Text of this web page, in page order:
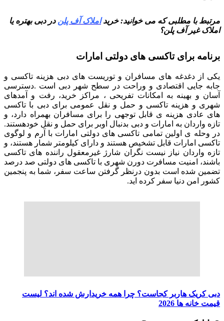
مرتبط با مطلبی که می خوانید: خریداملاک آف پلن در دبی بهتره یا
املاک غیر آف پلن؟
برنامه برای تاکسی های دولتی امارات
یکی از دغدغه های مسافران و توریست های دبی هزینه تاکسی و
جابه جایی اقتصادی و وراحت در سطح شهر دبی است .دسترسی
آسان و بهینه به امکانات تفریحی ، مراکز خرید، رفت و آمدهای
شهری و هزینه تاکسی و حمل و نقل عمومی برای دبی با تاکسی
های عادی هزینه ی قابل توجهی را برای مسافران بهمراه دارد، و
تازه واردان به امارات و دبی بدنبال اوبر برای حمل و نقل خودهستند.
در وحله ی اولین تمامی تاکسی های دولتی امارات با آرم و لوگوی
تاکسی امارات قابل تشخیص هستند و دارای کیلومتر شمار هستند، و
تازه واردان نیاز نیست نگران شارژ غیرمعقول راننده های تاکسی
باشند، امنیت مسافرت دورن شهری با تاکسی های دولتی صد درصد
تضمین شده است بدون درنظر گرفتن ساعت سفر، شما به پنجمین
کشور امن دنیا سفر کرده اید.
دبی کریک هاربر کجاست؟ چرا همه خریدارش شده اند؟ لیست
قیمت خانه ها 2026